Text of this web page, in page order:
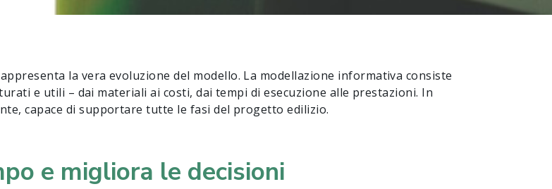
la vera evoluzione del modello. La modellazione informativa consiste
e utili – dai materiali ai costi, dai tempi di esecuzione alle prestazioni. In
capace di supportare tutte le fasi del progetto edilizio.
e migliora le decisioni